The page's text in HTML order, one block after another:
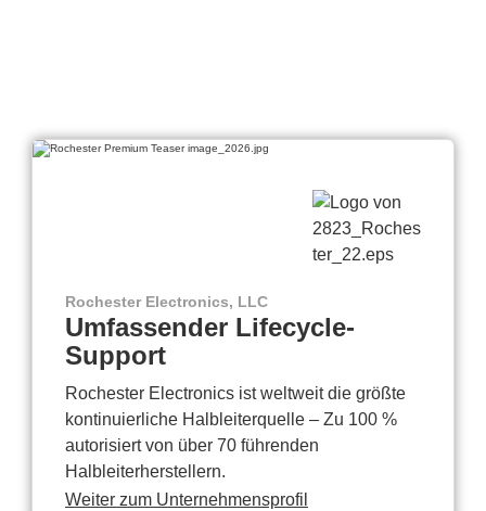
Rochester Electronics, LLC
Umfassender Lifecycle-
Support
Rochester Electronics ist weltweit die größte
kontinuierliche Halbleiterquelle – Zu 100 %
autorisiert von über 70 führenden
Halbleiterherstellern.
Weiter zum Unternehmensprofil